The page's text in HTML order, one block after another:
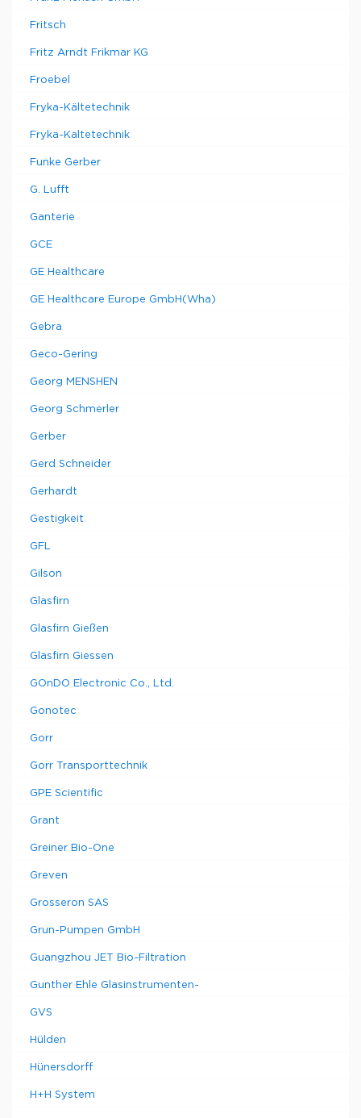
Fritsch
Fritz Arndt Frikmar KG
Froebel
Fryka-Kältetechnik
Fryka-Kaltetechnik
Funke Gerber
G. Lufft
Ganterie
GCE
GE Healthcare
GE Healthcare Europe GmbH(Wha)
Gebra
Geco-Gering
Georg MENSHEN
Georg Schmerler
Gerber
Gerd Schneider
Gerhardt
Gestigkeit
GFL
Gilson
Glasfirn
Glasfirn Gießen
Glasfirn Giessen
GOnDO Electronic Co., Ltd.
Gonotec
Gorr
Gorr Transporttechnik
GPE Scientific
Grant
Greiner Bio-One
Greven
Grosseron SAS
Grun-Pumpen GmbH
Guangzhou JET Bio-Filtration
Gunther Ehle Glasinstrumenten-
GVS
Hülden
Hünersdorff
H+H System